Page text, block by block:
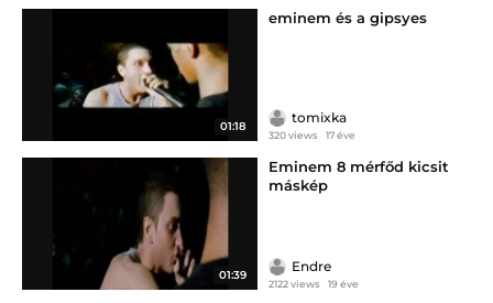
01:18
eminem és a gipsyes
tomixka
320 views 17 éve
01:39
Eminem 8 mérfőd kicsit
máskép
Endre
2122 views 19 éve